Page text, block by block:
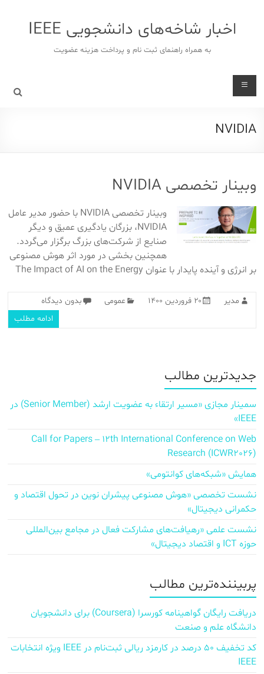
اخبار شاخه‌های دانشجویی IEEE
به همراه راهنمای ثبت نام و پرداخت هزینه عضویت
NVIDIA
وبینار تخصصی NVIDIA
وبینار تخصصی NVIDIA با حضور مدیر عامل
NVIDIA، بزرگان یادگیری عمیق و دیگر
صنایع از شرکت‌های بزرگ برگزار می‌گردد.
همچنین بخشی در مورد اثر هوش مصنوعی
بر انرژی و آینده پایدار با عنوان The Impact of AI on the Energy
مدیر ۲۰ فروردین ۱۴۰۰ عمومی
بدون دیدگاه
ادامه مطلب
جدیدترین مطالب
سمینار مجازی «مسیر ارتقاء به عضویت ارشد (Senior Member) در
IEEE»
Call for Papers – 12th International Conference on Web
Research (ICWR2026)
همایش «شبکه‌های کوانتومی»
نشست تخصصی «هوش مصنوعی پیشران نوین در تحول اقتصاد و
حکمرانی دیجیتال»
نشست علمی «رهیافت‌های مشارکت فعال در مجامع بین‌المللی
حوزه ICT و اقتصاد دیجیتال»
پربیننده‌ترین مطالب
دریافت رایگان گواهینامه کورسرا (Coursera) برای دانشجویان
دانشگاه علم و صنعت
کد تخفیف ۵۰ درصد در کارمزد ریالی ثبت‌نام در IEEE ویژه انتخابات
IEEE